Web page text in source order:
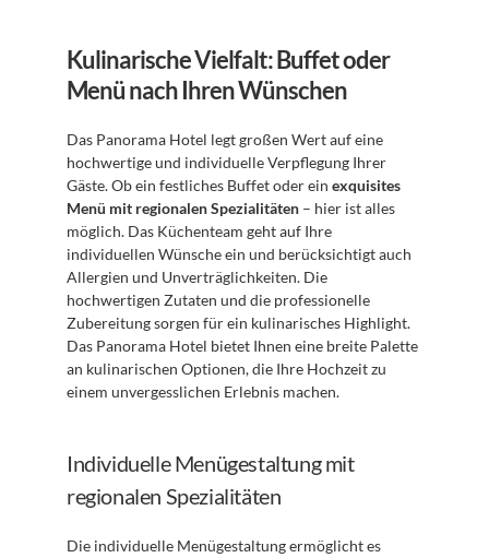
Kulinarische Vielfalt: Buffet oder
Menü nach Ihren Wünschen
Das Panorama Hotel legt großen Wert auf eine
hochwertige und individuelle Verpflegung Ihrer
Gäste. Ob ein festliches Buffet oder ein exquisites
Menü mit regionalen Spezialitäten – hier ist alles
möglich. Das Küchenteam geht auf Ihre
individuellen Wünsche ein und berücksichtigt auch
Allergien und Unverträglichkeiten. Die
hochwertigen Zutaten und die professionelle
Zubereitung sorgen für ein kulinarisches Highlight.
Das Panorama Hotel bietet Ihnen eine breite Palette
an kulinarischen Optionen, die Ihre Hochzeit zu
einem unvergesslichen Erlebnis machen.
Individuelle Menügestaltung mit
regionalen Spezialitäten
Die individuelle Menügestaltung ermöglicht es